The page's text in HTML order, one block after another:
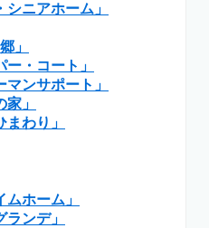
ニアホーム」
」
・コート」
ンサポート」
」
わり」
ホーム」
ンデ」